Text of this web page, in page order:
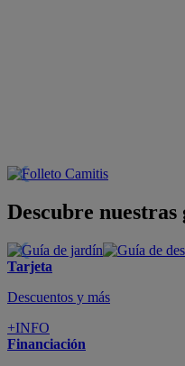
Descubre nuestras
Tarjeta
Descuentos y más
+INFO
Financiación